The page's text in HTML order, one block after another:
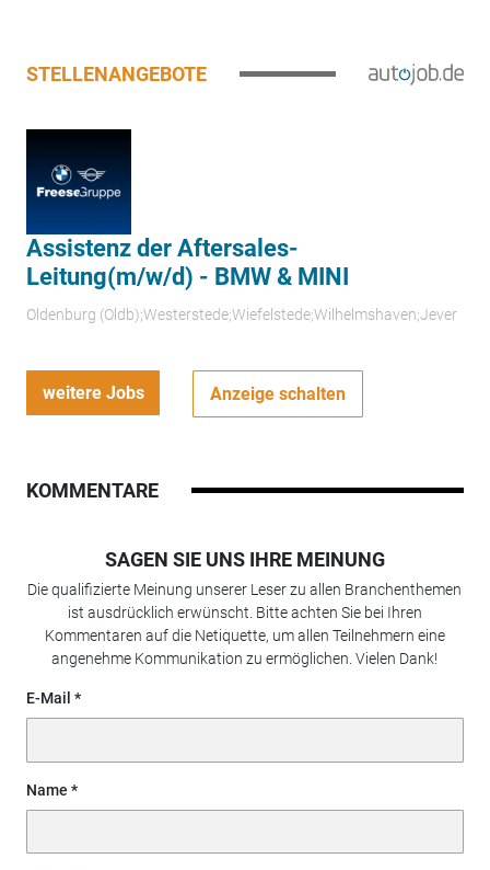
STELLENANGEBOTE
Assistenz der Aftersales-
Leitung(m/w/d) - BMW & MINI
Oldenburg (Oldb);Westerstede;Wiefelstede;Wilhelmshaven;Jever
weitere Jobs Anzeige schalten
KOMMENTARE
SAGEN SIE UNS IHRE MEINUNG
Die qualifizierte Meinung unserer Leser zu allen Branchenthemen
ist ausdrücklich erwünscht. Bitte achten Sie bei Ihren
Kommentaren auf die Netiquette, um allen Teilnehmern eine
angenehme Kommunikation zu ermöglichen. Vielen Dank!
E-Mail
Name